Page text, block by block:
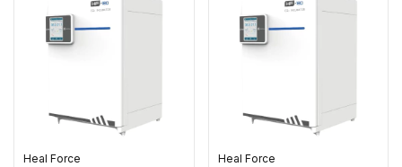
Heal Force Heal Force